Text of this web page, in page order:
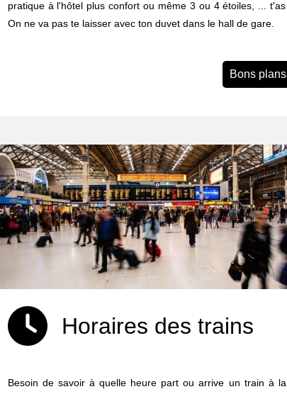
pratique à l'hôtel plus confort ou même 3 ou 4 étoiles, ... t'as
On ne va pas te laisser avec ton duvet dans le hall de gare.
Bons
Horaires des trains
Besoin de savoir à quelle heure part ou arrive un train à